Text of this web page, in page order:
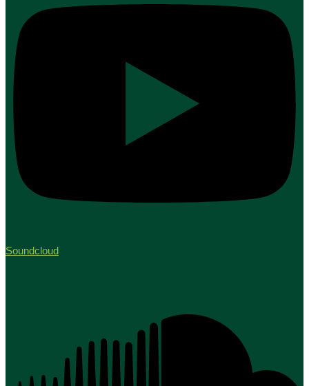
Soundcloud